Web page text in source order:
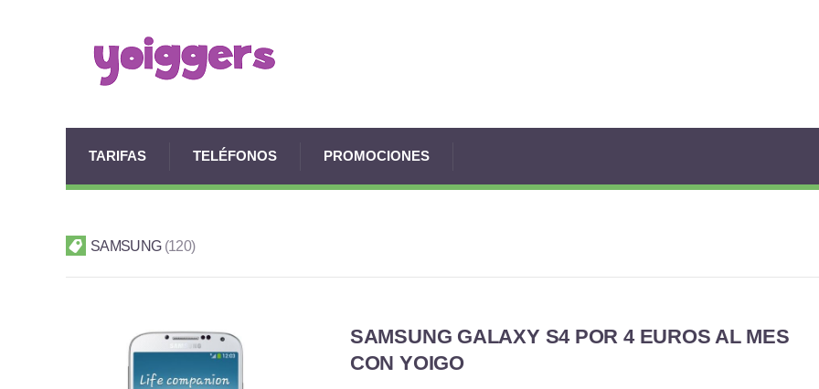
TARIFAS TELÉFONOS PROMOCIONES
SAMSUNG 120
SAMSUNG GALAXY S4 POR 4 EUROS AL MES
CON YOIGO